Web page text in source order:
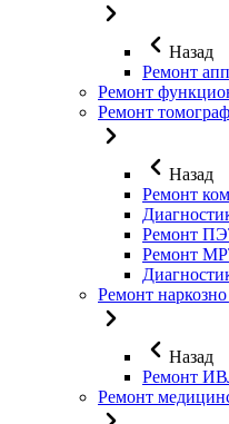
Назад
Ремонт
Ремонт
Ремонт
Назад
Ремонт
Ремонт
Ремонт
Ремонт
Назад
Ремонт
Ремонт